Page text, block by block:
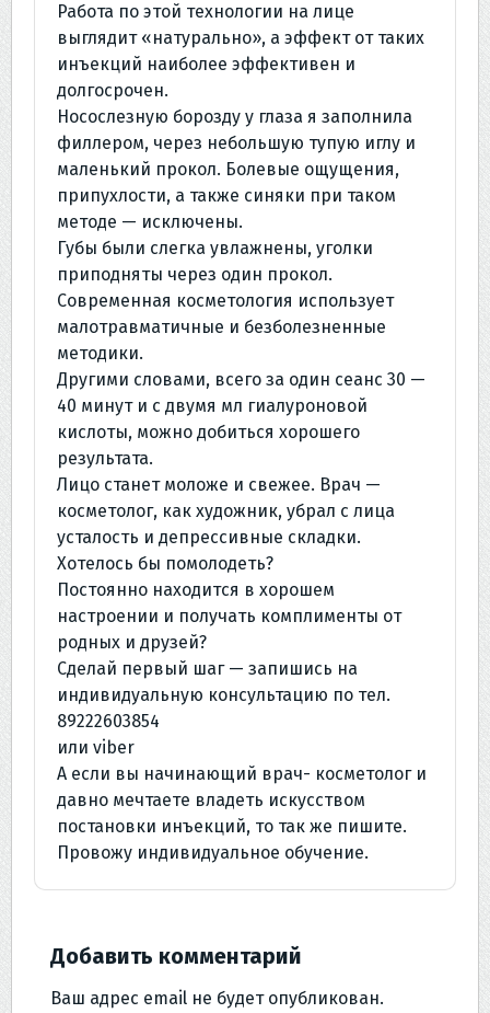
Работа по этой технологии на лице
выглядит «натурально», а эффект от таких
инъекций наиболее эффективен и
долгосрочен.
Носослезную борозду у глаза я заполнила
филлером, через небольшую тупую иглу и
маленький прокол. Болевые ощущения,
припухлости, а также синяки при таком
методе — исключены.
Губы были слегка увлажнены, уголки
приподняты через один прокол.
Современная косметология использует
малотравматичные и безболезненные
методики.
Другими словами, всего за один сеанс 30 —
40 минут и с двумя мл гиалуроновой
кислоты, можно добиться хорошего
результата.
Лицо станет моложе и свежее. Врач —
косметолог, как художник, убрал с лица
усталость и депрессивные складки.
Хотелось бы помолодеть?
Постоянно находится в хорошем
настроении и получать комплименты от
родных и друзей?
Сделай первый шаг — запишись на
индивидуальную консультацию по тел.
89222603854
или viber
А если вы начинающий врач- косметолог и
давно мечтаете владеть искусством
постановки инъекций, то так же пишите.
Провожу индивидуальное обучение.
Добавить комментарий
Ваш адрес email не будет опубликован.